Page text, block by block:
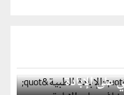
"الإبادة الطبية"
على الإبادة